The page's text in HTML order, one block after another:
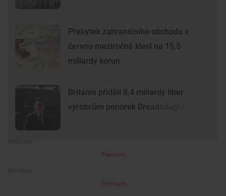
Přebytek zahraničního obchodu v
červnu meziročně klesl na 15,5
miliardy korun
Británie přidělí 8,4 miliardy liber
výrobcům ponorek Dreadnought
Premium
Premium